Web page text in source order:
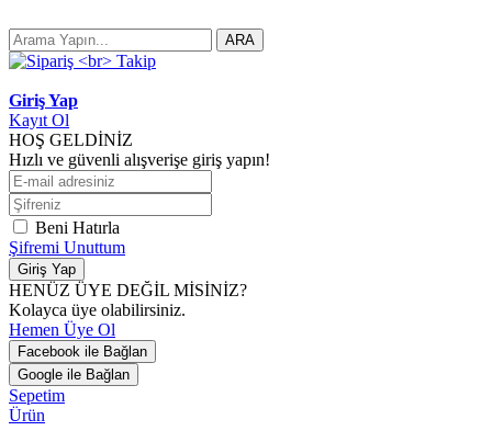
ARA
Giriş Yap
Kayıt Ol
HOŞ GELDİNİZ
Hızlı ve güvenli alışverişe giriş yapın!
Beni Hatırla
Şifremi Unuttum
Giriş Yap
HENÜZ ÜYE DEĞİL MİSİNİZ?
Kolayca üye olabilirsiniz.
Hemen Üye Ol
Facebook ile Bağlan
Google ile Bağlan
Sepetim
Ürün